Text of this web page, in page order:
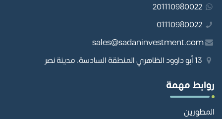
201110980022
01110980022
sales@sadaninvestment.com
روابط مهمة
المطورين